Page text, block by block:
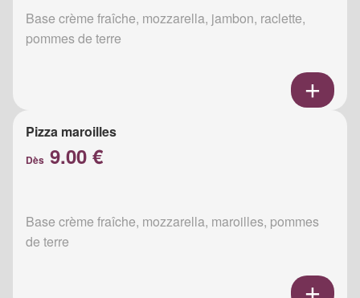
Base crème fraîche, mozzarella, jambon, raclette,
pommes de terre
Pizza maroilles
Dès 9.00 €
Base crème fraîche, mozzarella, maroilles, pommes
de terre